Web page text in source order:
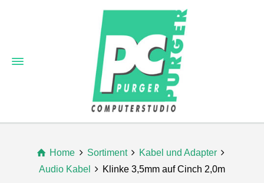
Home Sortiment
Kabel und Adapter
Audio Kabel
Klinke 3,5mm auf Cinch 2,0m